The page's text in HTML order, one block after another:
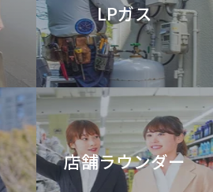
LPガス
店舗ラウンダー